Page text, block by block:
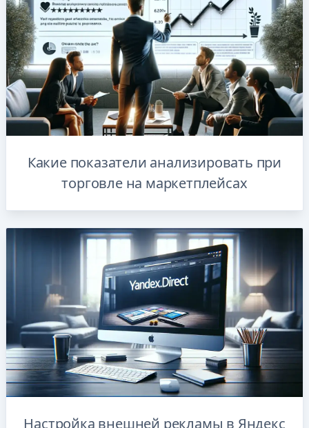
Какие показатели анализировать при
торговле на маркетплейсах
Настройка внешней рекламы в Яндекс